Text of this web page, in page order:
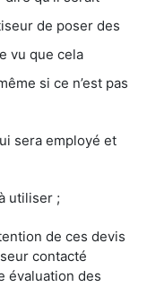
de poser des
vu que cela
si ce n’est pas
sera employé et
utiliser ;
de ces devis
contacté
évaluation des